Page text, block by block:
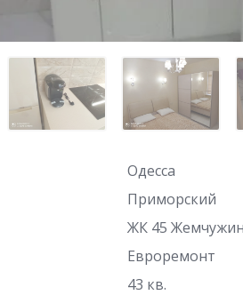
Одесса
Приморский
ЖК 45
Евроремонт
43 кв.